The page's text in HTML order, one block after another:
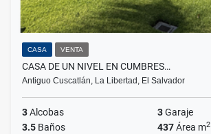
CASA VENTA
CASA DE UN NIVEL EN CUMBRES…
Antiguo Cuscatlán, La Libertad, El Salvador
3Alcobas 3Garaje
3.5 Baños 437Área m2